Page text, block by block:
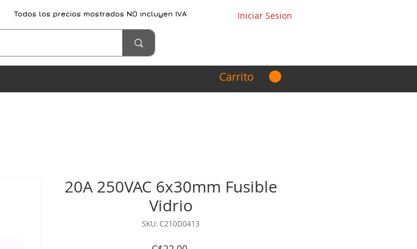
Todos los precios mostrados NO incluyen IVA Iniciar Sesion
Carrito
20A 250VAC 6x30mm Fusible
Vidrio
SKU: C210D0413